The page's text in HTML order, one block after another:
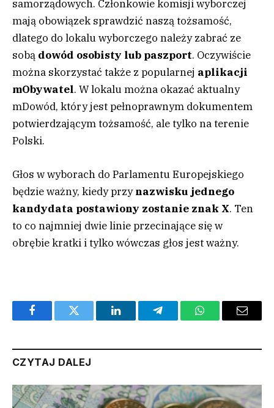
samorządowych. Członkowie komisji wyborczej
mają obowiązek sprawdzić naszą tożsamość,
dlatego do lokalu wyborczego należy zabrać ze
sobą dowód osobisty lub paszport. Oczywiście
można skorzystać także z popularnej aplikacji
mObywatel. W lokalu można okazać aktualny
mDowód, który jest pełnoprawnym dokumentem
potwierdzającym tożsamość, ale tylko na terenie
Polski.
Głos w wyborach do Parlamentu Europejskiego
będzie ważny, kiedy przynazwisku jednego
kandydata postawiony zostanie znak X. Ten
to co najmniej dwie linie przecinające się w
obrębie kratki i tylko wówczas głos jest ważny.
FacebookTwitter LinkedInTelegramWhatsAppEmail
CZYTAJ DALEJ